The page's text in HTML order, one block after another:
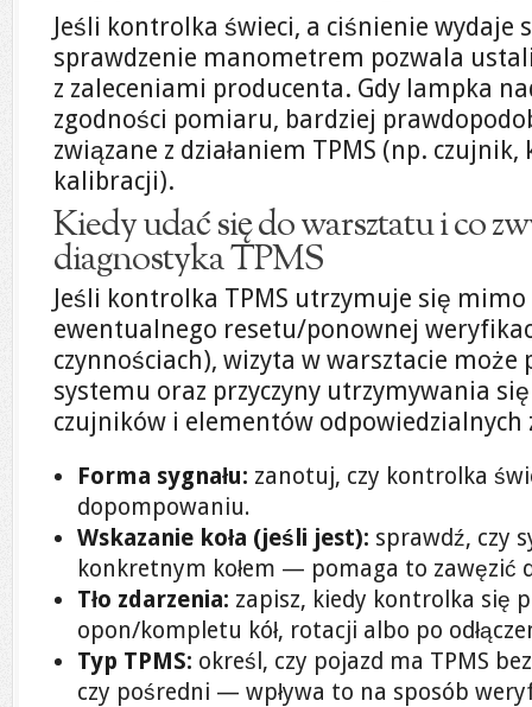
Jeśli kontrolka świeci, a ciśnienie wydaje
sprawdzenie manometrem pozwala
z zaleceniami producenta. Gdy lampka
zgodności pomiaru, bardziej
związane z działaniem TPMS (np.
kalibracji).
Kiedy udać się do warsztatu i co
diagnostyka TPMS
Jeśli kontrolka TPMS utrzymuje się
ewentualnego resetu/ponownej
czynnościach), wizyta w warsztacie może
systemu oraz przyczyny utrzymywania
czujników i elementów
Forma sygnału: zanotuj, czy kontrolka
dopompowaniu.
Wskazanie koła (jeśli jest): sprawdź, czy
konkretnym kołem — pomaga to zawęzić
Tło zdarzenia: zapisz, kiedy kontrolka się
opon/kompletu kół, rotacji albo po
Typ TPMS: określ, czy pojazd ma TPMS
czy pośredni — wpływa to na sposób